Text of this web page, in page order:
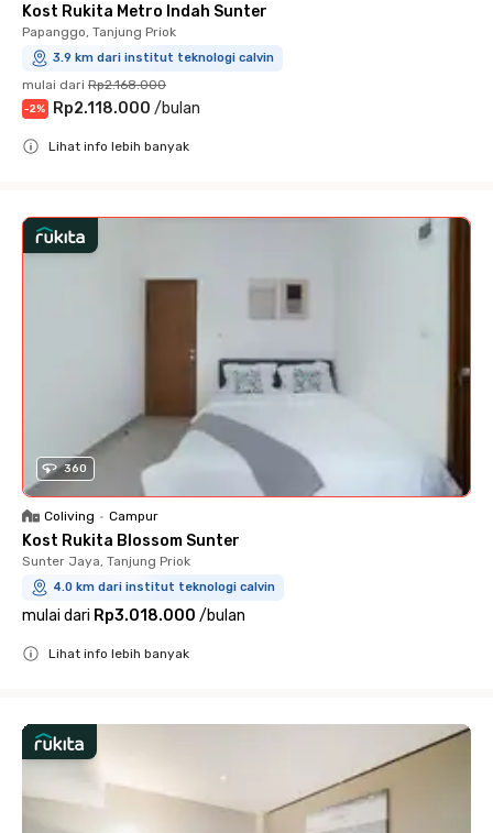
Kost Rukita Metro Indah Sunter
Papanggo, Tanjung Priok
3.9 km dari institut teknologi calvin
mulai dari Rp2.168.000
-2% Rp2.118.000 /bulan
Lihat info lebih banyak
360
Coliving • Campur
Kost Rukita Blossom Sunter
Sunter Jaya, Tanjung Priok
4.0 km dari institut teknologi calvin
mulai dari Rp3.018.000 /bulan
Lihat info lebih banyak